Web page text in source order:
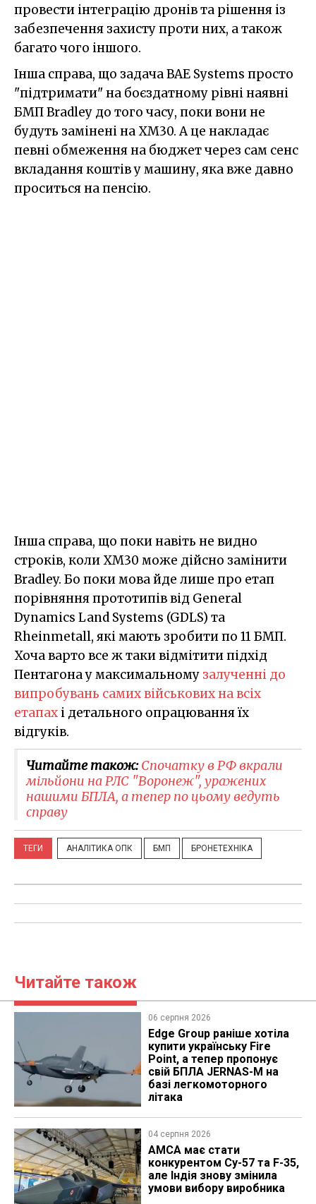
провести інтеграцію дронів та рішення із
забезпечення захисту проти них, а також
багато чого іншого.
Інша справа, що задача BAE Systems просто
"підтримати" на боєздатному рівні наявні
БМП Bradley до того часу, поки вони не
будуть замінені на XM30. А це накладає
певні обмеження на бюджет через сам сенс
вкладання коштів у машину, яка вже давно
проситься на пенсію.
Інша справа, що поки навіть не видно
строків, коли XM30 може дійсно замінити
Bradley. Бо поки мова йде лише про етап
порівняння прототипів від General
Dynamics Land Systems (GDLS) та
Rheinmetall, які мають зробити по 11 БМП.
Хоча варто все ж таки відмітити підхід
Пентагона у максимальному залученні до
випробувань самих військових на всіх
етапах і детального опрацювання їх
відгуків.
Читайте також:Спочатку в РФ вкрали
мільйони на РЛС "Воронеж", уражених
нашими БПЛА, а тепер по цьому ведуть
справу
ТЕГИ АНАЛІТИКА ОПК БМП БРОНЕТЕХНІКА
Читайте також
06 серпня 2026
Edge Group раніше хотіла
купити українську Fire
Point, а тепер пропонує
свій БПЛА JERNAS-M на
базі легкомоторного
літака
04 серпня 2026
AMCA має стати
конкурентом Су-57 та F-35,
але Індія знову змінила
умови вибору виробника